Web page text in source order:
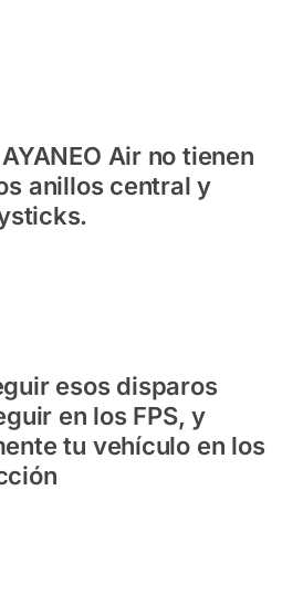
Air no tienen
anillos central y
esos disparos
en los FPS, y
tu vehículo en los